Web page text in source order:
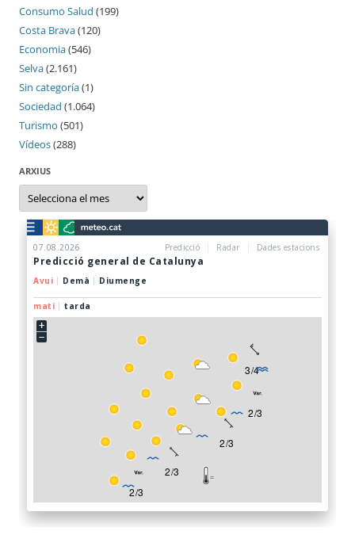
Consumo Salud (199)
Costa Brava(120)
Economia(546)
Selva(2.161)
Sin categoría(1)
Sociedad (1.064)
Turismo (501)
Vídeos(288)
ARXIUS
Arxius